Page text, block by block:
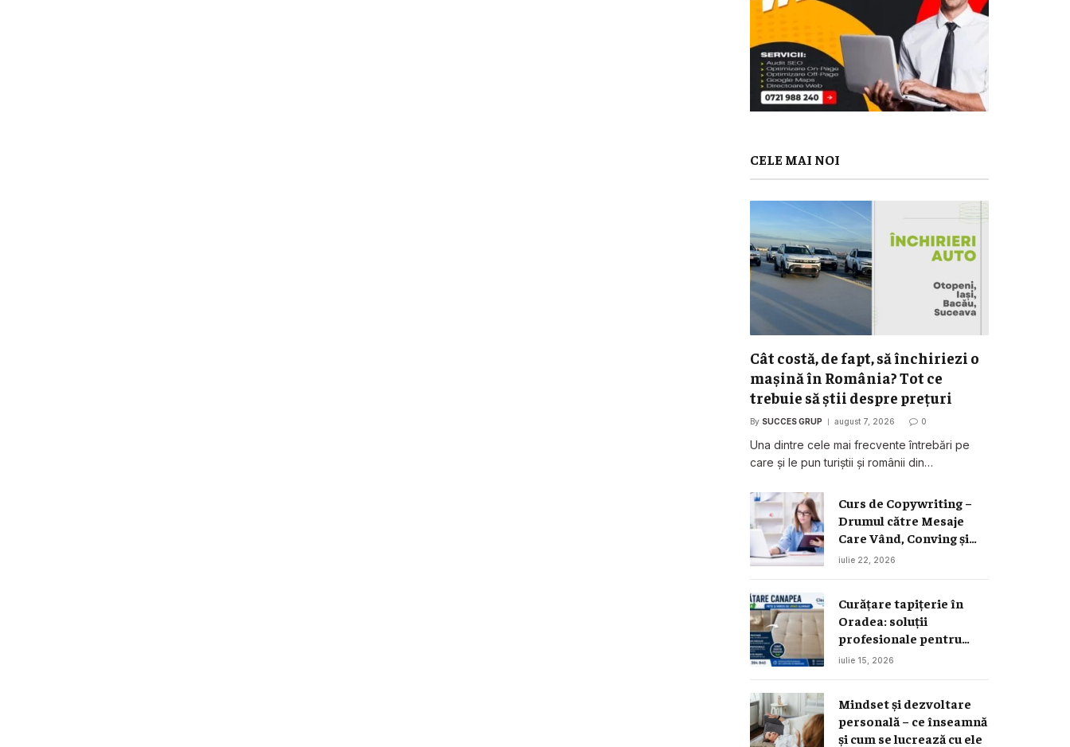
CELE MAI NOI
Cât costă, de fapt, să închiriezi o
mașină în România? Tot ce
trebuie să știi despre prețuri
By SUCCES GRUP august 7, 2026 0
Una dintre cele mai frecvente întrebări pe
care și le pun turiștii și românii din…
Curs de Copywriting –
Drumul către Mesaje
Care Vând, Conving și
Construiesc Branduri
iulie 22, 2026
Curățare tapițerie în
Oradea: soluții
profesionale pentru
canapele, saltele și
iulie 15, 2026
Mindset și dezvoltare
personală – ce înseamnă
și cum se lucrează cu ele